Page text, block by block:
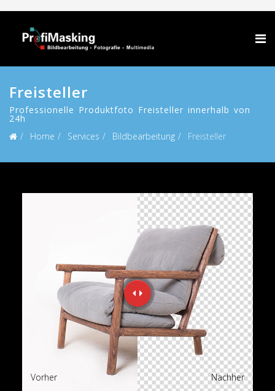
Freisteller
Professionelle Produktfoto Freisteller innerhalb von
24h
Home
Services Bildbearbeitung Freisteller
Nachher
Vorher